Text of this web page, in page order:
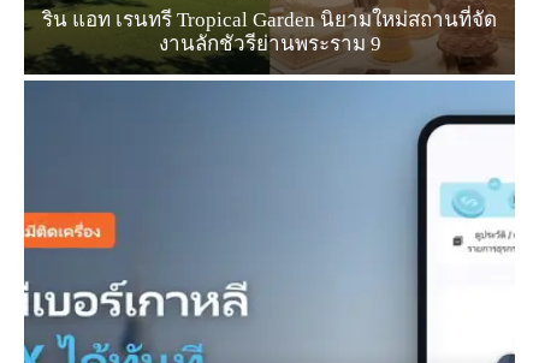
ริน แอท เรนทรี Tropical Garden นิยามใหม่สถานที่จัด
งานลักชัวรีย่านพระราม 9